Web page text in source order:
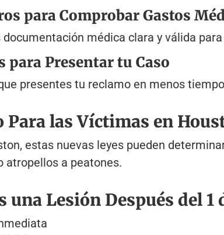
para Comprobar Gastos
médica clara y válida
para Presentar tu Caso
presentes tu reclamo en menos
Para las Víctimas en
estas nuevas leyes pueden
atropellos a peatones.
una Lesión Después del 1